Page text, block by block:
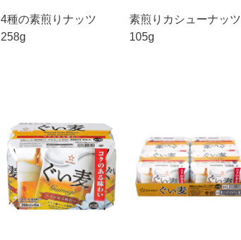
4種の素煎りナッツ
258g
素煎りカシューナッツ
105g